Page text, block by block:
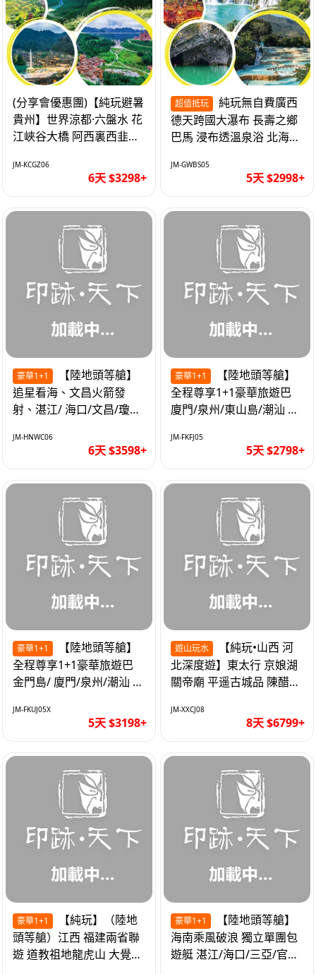
(分享會優惠團)【純玩避暑
貴州】世界涼都·六盤水 花
江峽谷大橋 阿西裏西韭菜
JM-KCGZ06
6天 $3298+
超值抵玩
德天跨國大瀑布 長壽之鄉
巴馬 浸布透溫泉浴 北海銀
JM-GWBS05
5天 $2998+
豪華1+1
追星看海、文昌火箭發
射、湛江/ 海口/文昌/瓊海/
優質6天
JM-HNWC06
6天 $3598+
豪華1+1
全程尊享1+1豪華旅遊巴
廈門/泉州/東山島/潮汕 精
JM-FKFJ05
5天 $2798+
豪華1+1
全程尊享1+1豪華旅遊巴
金門島/ 廈門/泉州/潮汕 無
JM-FKUJ05X
5天 $3198+
遊山玩水
北深度遊】東太行 京娘湖
關帝廟 平遥古城品 陳醋咖
JM-XXCJ08
8天 $6799+
豪華1+1
頭等艙）江西 福建兩省聯
遊 道教祖地龍虎山 大覺山
豪華1+1
海南乘風破浪 獨立單團包
遊艇 湛江/海口/三亞/官塘/